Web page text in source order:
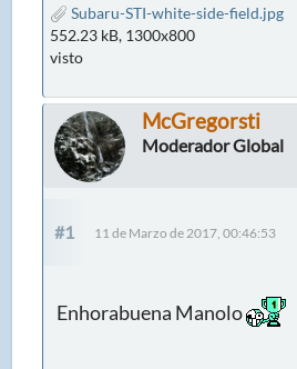
Subaru-STI-white-side-field.jpg
552.23 kB, 1300x800
visto
McGregorsti
Moderador Global
#1 11 de Marzo de 2017, 00:46:53
Enhorabuena Manolo